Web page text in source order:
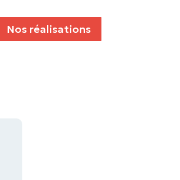
Nos réalisations